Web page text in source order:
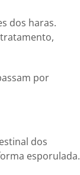
dos haras.
por
dos
esporulada.